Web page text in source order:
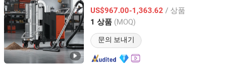
US$967.00-1,363.62 / 상품
1 상품 (MOQ)
문의 보내기
Equipment Co., Ltd.
Shandong, China